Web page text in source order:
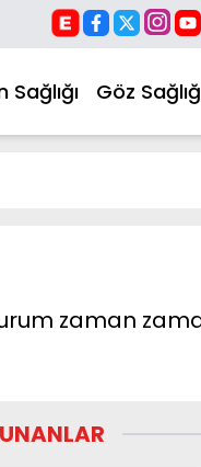
Sağlığı Göz
zaman